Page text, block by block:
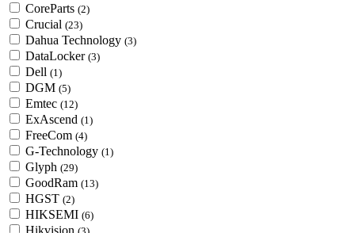
CoreParts (2)
Crucial (23)
Dahua Technology (3)
DataLocker (3)
Dell (1)
DGM (5)
Emtec (12)
ExAscend (1)
FreeCom (4)
G-Technology (1)
Glyph (29)
GoodRam (13)
HGST (2)
HIKSEMI (6)
Hikvision